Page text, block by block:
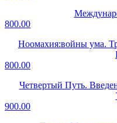
800.00
Ноомахия:войны ума.
800.00
Четвертый Путь.
900.00